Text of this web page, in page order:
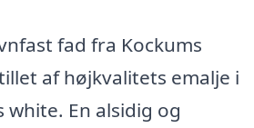
fad fra Kockums
af højkvalitets emalje i
white. En alsidig og